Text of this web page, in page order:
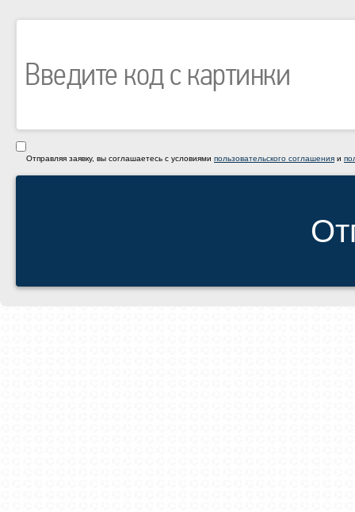
Отправляя заявку, вы соглашаетесь с условиями пользовательского соглашения и